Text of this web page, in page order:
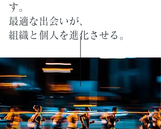
す。
最適な出会いが、
組織と個人を進化させる。